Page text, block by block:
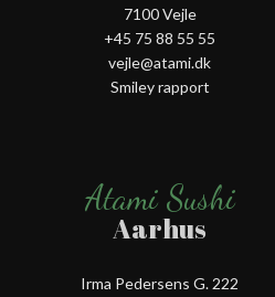
7100 Vejle
+45 75 88 55 55
vejle@atami.dk
Smiley rapport
Atami Sushi
Aarhus
Irma Pedersens G. 222